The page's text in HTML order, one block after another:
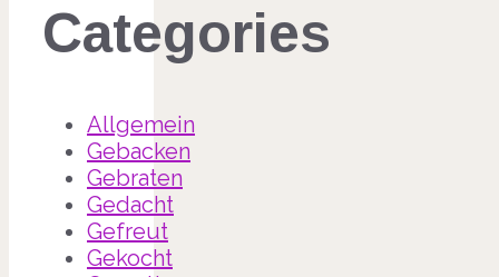
Categories
Allgemein
Gebacken
Gebraten
Gedacht
Gefreut
Gekocht